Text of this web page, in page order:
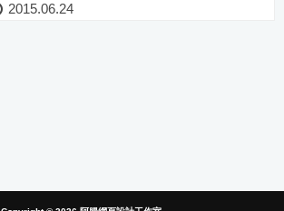
2015.06.24